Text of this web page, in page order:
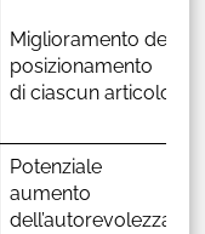
Miglioramento del
posizionamento
di ciascun articolo
Potenziale
aumento
dell’autorevolezza